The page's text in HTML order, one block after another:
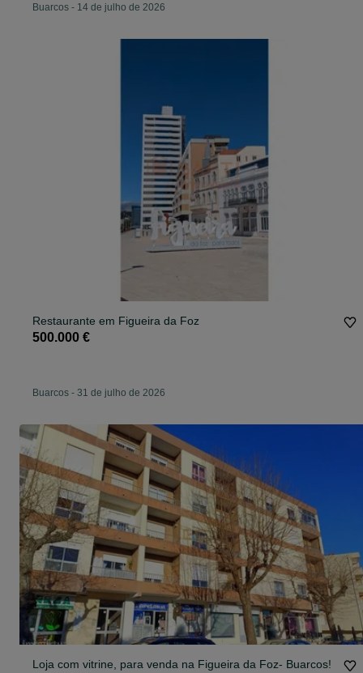
Buarcos - 14 de julho de 2026
Restaurante em Figueira da Foz
500.000 €
Buarcos - 31 de julho de 2026
Loja com vitrine, para venda na Figueira da Foz- Buarcos!